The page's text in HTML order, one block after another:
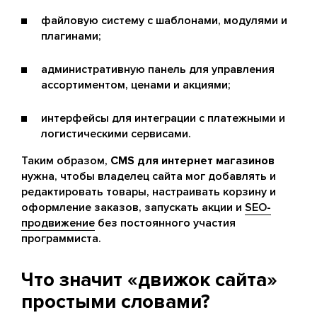
файловую систему с шаблонами, модулями и
плагинами;
административную панель для управления
ассортиментом, ценами и акциями;
интерфейсы для интеграции с платежными и
логистическими сервисами.
Таким образом, CMS для интернет магазинов
нужна, чтобы владелец сайта мог добавлять и
редактировать товары, настраивать корзину и
оформление заказов, запускать акции и SEO-
продвижение без постоянного участия
программиста.
Что значит «движок сайта»
простыми словами?